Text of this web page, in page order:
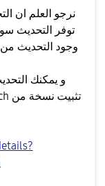
نرجو العلم ان
توفر التحديث
وجود التحديث من